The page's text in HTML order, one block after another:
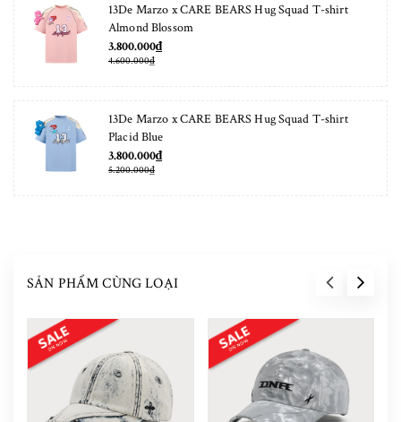
13De Marzo x CARE BEARS Hug Squad T-shirt
Almond Blossom
3.800.000₫
4.600.000₫
13De Marzo x CARE BEARS Hug Squad T-shirt
Placid Blue
3.800.000₫
5.200.000₫
SẢN PHẨM CÙNG LOẠI